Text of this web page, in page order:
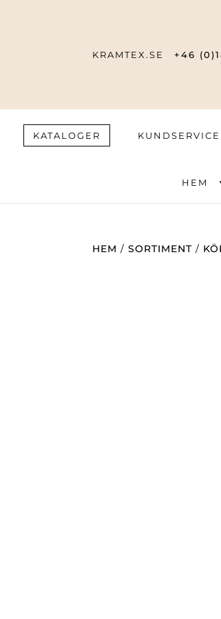
KRAMTEX.SE +46
KATALOGER KUNDSERVICE
HEM
HEM /SORTIMENT /